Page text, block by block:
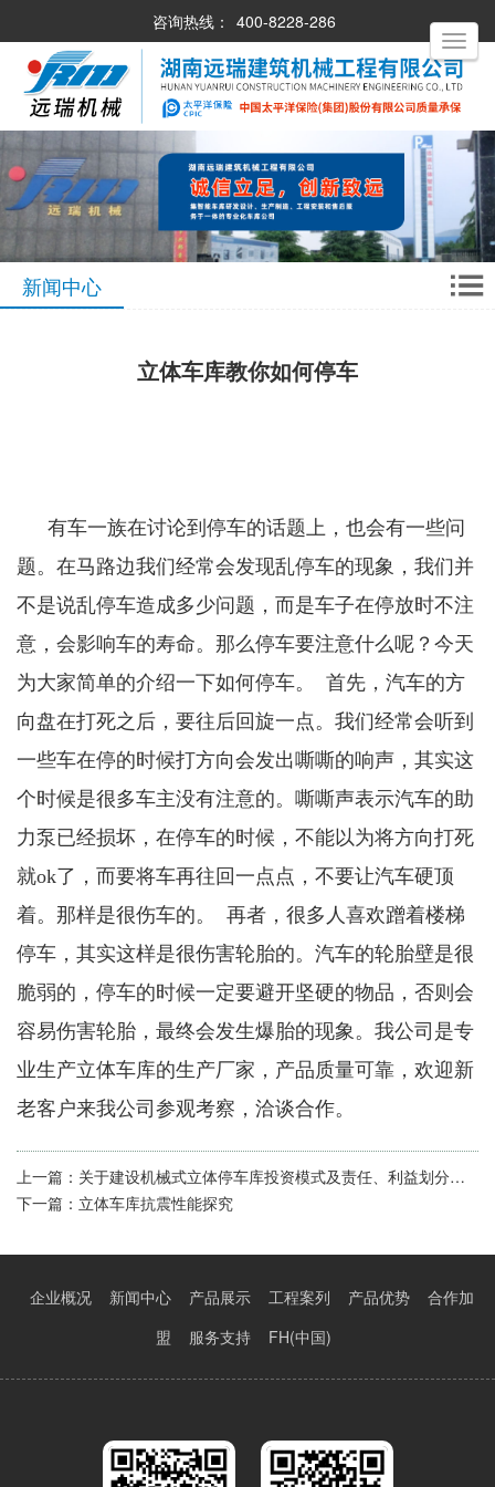
咨询热线： 400-8228-286
新闻中心
立体车库教你如何停车
有车一族在讨论到停车的话题上，也会有一些问
题。在马路边我们经常会发现乱停车的现象，我们并
不是说乱停车造成多少问题，而是车子在停放时不注
意，会影响车的寿命。那么停车要注意什么呢？今天
为大家简单的介绍一下如何停车。 首先，汽车的方
向盘在打死之后，要往后回旋一点。我们经常会听到
一些车在停的时候打方向会发出嘶嘶的响声，其实这
个时候是很多车主没有注意的。嘶嘶声表示汽车的助
力泵已经损坏，在停车的时候，不能以为将方向打死
就ok了 ，而要将车再往回一点点，不要让汽车硬顶
着。那样是很伤车的。 再者，很多人喜欢蹭着楼梯
停车，其实这样是很伤害轮胎的。汽车的轮胎壁是很
脆弱的，停车的时候一定要避开坚硬的物品，否则会
容易伤害轮胎，最终会发生爆胎的现象。 我公司是专
业生产立体车库的生产厂家，产品质量可靠，欢迎新
老客户来我公司参观考察，洽谈合作。
上一篇： 关于建设机械式立体停车库投资模式及责任、利益划分方式
下一篇： 立体车库抗震性能探究
企业概况 新闻中心 产品展示 工程案列 产品优势
合作加
盟
服务支持 FH(中国)
Toggle